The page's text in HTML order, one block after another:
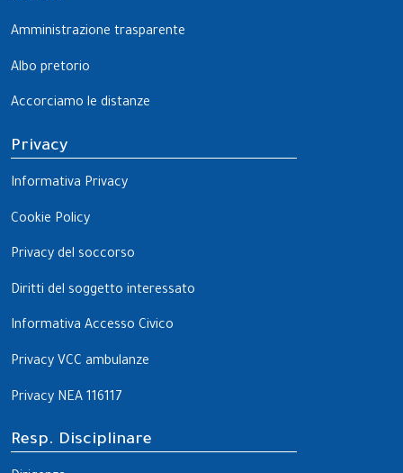
Amministrazione trasparente
Albo pretorio
Accorciamo le distanze
Privacy
Informativa Privacy
Cookie Policy
Privacy del soccorso
Diritti del soggetto interessato
Informativa Accesso Civico
Privacy VCC ambulanze
Privacy NEA 116117
Resp. Disciplinare